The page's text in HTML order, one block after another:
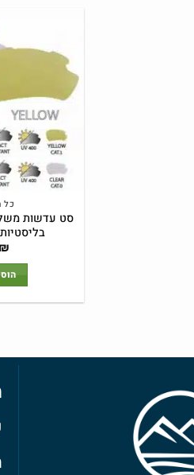
כל
סט עדשות
בליסטיות One House
₪